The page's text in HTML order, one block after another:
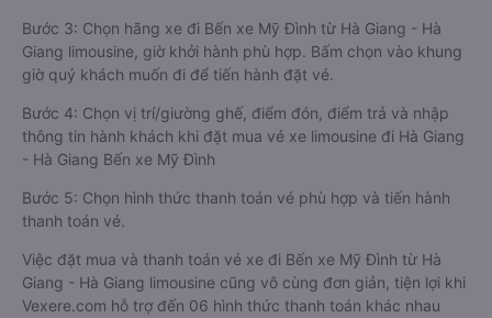
Bước 3: Chọn hãng xe đi Bến xe Mỹ Đình từ Hà Giang - Hà
Giang limousine, giờ khởi hành phù hợp. Bấm chọn vào khung
giờ quý khách muốn đi để tiến hành đặt vé.
Bước 4: Chọn vị trí/giường ghế, điểm đón, điểm trả và nhập
thông tin hành khách khi đặt mua vé xe limousine đi Hà Giang
- Hà Giang Bến xe Mỹ Đình
Bước 5: Chọn hình thức thanh toán vé phù hợp và tiến hành
thanh toán vé.
Việc đặt mua và thanh toán vé xe đi Bến xe Mỹ Đình từ Hà
Giang - Hà Giang limousine cũng vô cùng đơn giản, tiện lợi khi
Vexere.com hỗ trợ đến 06 hình thức thanh toán khác nhau